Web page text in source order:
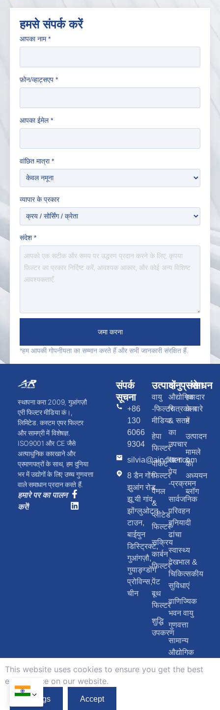
हमसे संपर्क करें
आपका नाम *
फ़ोन/व्हाट्सएप *
आपका ईमेल *
वांछित मात्रा *
व्यापार के प्रकार
संदेश *
जमा करना
*हम आपकी गोपनीयता का सम्मान करते हैं और सभी जानकारी संरक्षित हैं.
स्थापना करा 2009, गुआंगज़ौ
एरी फिल्टर मीडिया कं।,
लिमिटेड. कस्टम एयर फिल्टर
और सामग्री में विशेषज्ञ.
ISO9001 और CE जैसे
अत्याधुनिक कारखाने और
प्रमाणपत्रों के साथ, हम दुनिया
भर में उद्योगों के लिए उच्च गुणवत्ता
वाले समाधान प्रदान करते हैं.
हमारे पर का पालन
करें!
उत्पादों
वायु
-फिल्टर
मीडिया
हेपा
फिल्टर
पॉकेट
फिल्टर
पैनल
&
प्लीटेड
फिल्टर
सक्रिय
कार्बन
फिल्टर
पेंट
बूथ
फिल्टर
शुद्धि
उपकरण
अनुप्रयोग
औद्योगिक
चित्रकला
& सतह
का
उपचार
खाना &
पेय
-प्रक्रमन
सार्वजनिक
परिवहन
बुनियादी
ढांचा
स्वास्थ्य
देखभाल &
चिकित्सकीय
सुविधाएं
वाणिज्यिक
भवन वायु
गुणवत्ता
सामान्य
औद्योगिक
संसाधन
हवादार
के बारे
में
उत्पादन
मामले
का
अध्ययन
ब्लॉग
संपर्क
सूचना
+86
130
6066
9304
silvia@airyfilter.com
8 डैन गोंग
झुआंग रोड,
झू यी गांव,
झोंग्लुओटन
टाउन,
बाईयुन
डिस्ट्रिक्ट,
गुआंगज़ौ,
गुयाङ्ग्डोंग
प्रोविन्स,
चीन
कॉपीराइट © 2026, गुआंगज़ौ एरी फिल्टर मीडिया कं।, लिमिटेड.
सर्वाधिकार सुरक्षित.
This website uses cookies to ensure you get the best
exprerience on our website.